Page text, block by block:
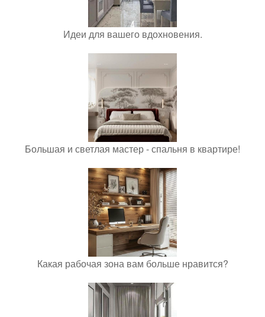
Идеи для вашего вдохновения.
Большая и светлая мастер - спальня в квартире!
Какая рабочая зона вам больше нравится?